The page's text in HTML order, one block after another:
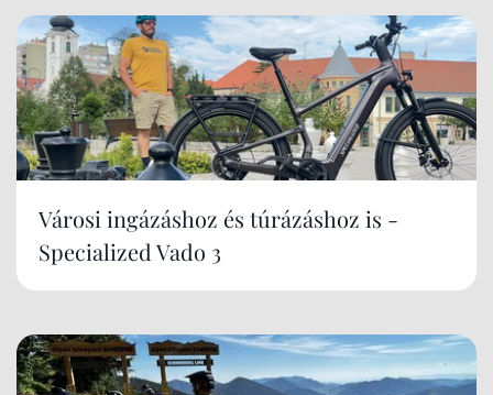
Városi ingázáshoz és túrázáshoz is -
Specialized Vado 3